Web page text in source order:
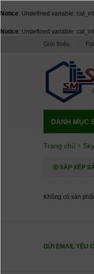
Notice: Undefined variable:
Notice: Undefined variable:
Giới thiệu
DANH MỤC
Trang chủ Sky
SẮP XẾP
Không có sản
GỬI EMAIL YÊU